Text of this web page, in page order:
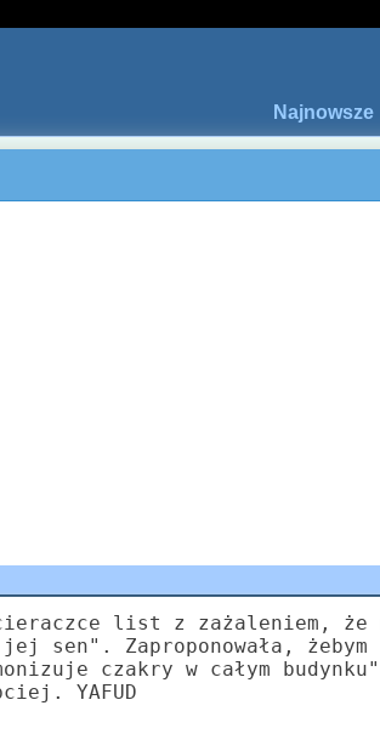
Najnowsze
list z zażaleniem,
sen". Zaproponowała, żebym
czakry w całym
YAFUD